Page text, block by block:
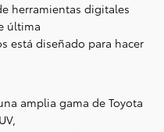
herramientas digitales
última
está diseñado para hacer
amplia gama de Toyota